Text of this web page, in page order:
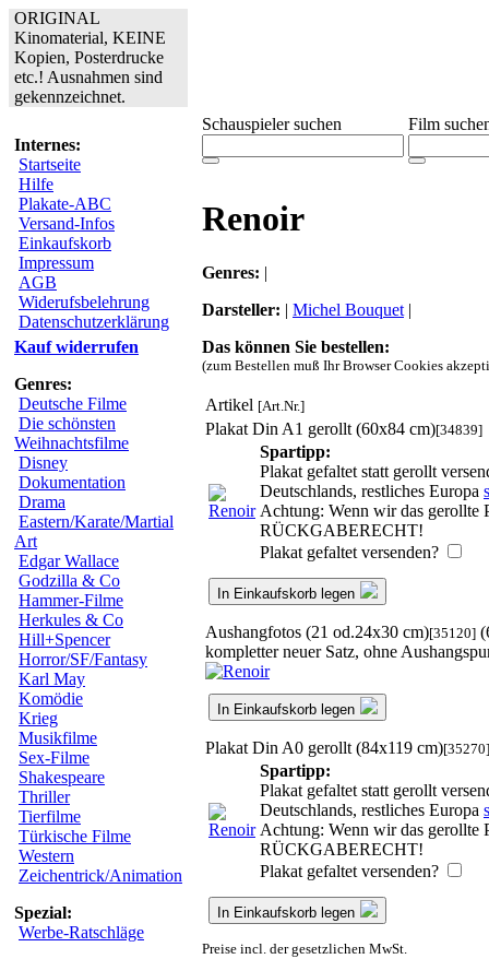
ORIGINAL
Kinomaterial, KEINE
Kopien, Posterdrucke
etc.! Ausnahmen sind
gekennzeichnet.
Internes:
Startseite
Hilfe
Plakate-ABC
Versand-Infos
Einkaufskorb
Impressum
AGB
Widerufsbelehrung
Datenschutzerklärung
Kauf widerrufen
Genres:
Deutsche Filme
Die schönsten
Weihnachtsfilme
Disney
Dokumentation
Drama
Eastern/Karate/Martial
Art
Edgar Wallace
Godzilla & Co
Hammer-Filme
Herkules & Co
Hill+Spencer
Horror/SF/Fantasy
Karl May
Komödie
Krieg
Musikfilme
Sex-Filme
Shakespeare
Thriller
Tierfilme
Türkische Filme
Western
Zeichentrick/Animation
Spezial:
Werbe-Ratschläge
Schauspieler suchen Film
Renoir
Genres: |
Darsteller: | Michel Bouquet |
Das können Sie bestellen:
(zum Bestellen muß Ihr Browser Cookies
Artikel [Art.Nr.]
Plakat Din A1 gerollt (60x84 cm)[34839]
Spartipp:
Plakat gefaltet statt gerollt
Deutschlands, restliches Europa
Achtung: Wenn wir das gerollte
RÜCKGABERECHT!
Plakat gefaltet versenden?
In Einkaufskorb legen
Aushangfotos (21 od.24x30 cm)[35120]
kompletter neuer Satz, ohne
In Einkaufskorb legen
Plakat Din A0 gerollt (84x119 cm)[35270]
Spartipp:
Plakat gefaltet statt gerollt
Deutschlands, restliches Europa
Achtung: Wenn wir das gerollte
RÜCKGABERECHT!
Plakat gefaltet versenden?
In Einkaufskorb legen
Preise incl. der gesetzlichen MwSt.